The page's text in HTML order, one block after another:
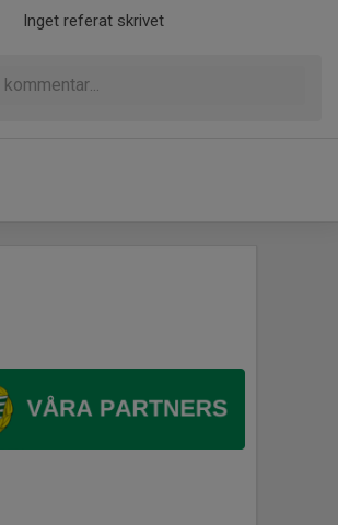
Inget referat skrivet